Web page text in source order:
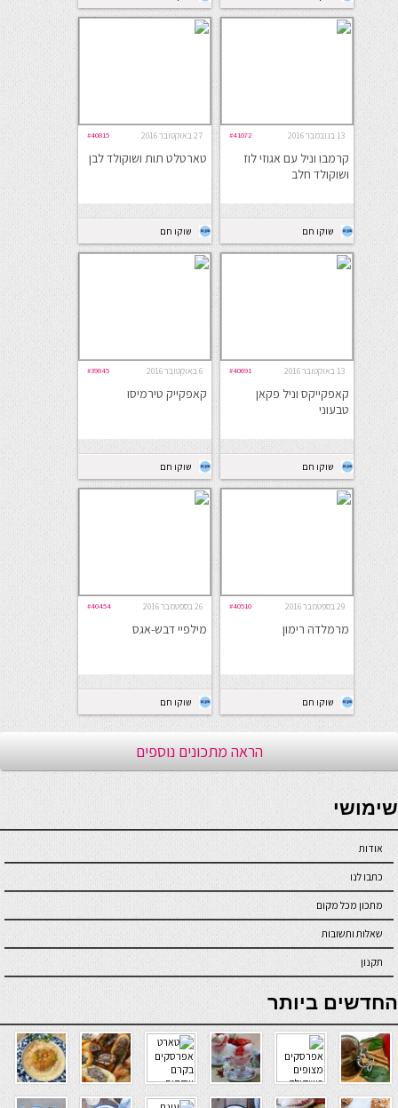
13 בנובמבר 2016 #41072
קרמבו וניל עם אגוזי לוז
ושוקולד חלב
שוקו חם
27 באוקטובר 2016 #40815
טארטלט תות ושוקולד לבן
שוקו חם
13 באוקטובר 2016 #40691
קאפקייקס וניל פקאן
טבעוני
שוקו חם
6 באוקטובר 2016 #39845
קאפקייק טירמיסו
שוקו חם
29 בספטמבר 2016 #40510
מרמלדה רימון
שוקו חם
26 בספטמבר 2016 #40454
מילפיי דבש-אגס
שוקו חם
הראה מתכונים נוספים
seriöse online casinos österreich
שימושי
אודות
כתבו לנו
מתכון מכל מקום
שאלות ותשובות
תקנון
online casino
החדשים ביותר